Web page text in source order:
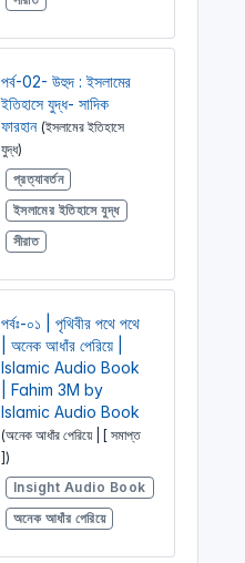
পর্ব-02- উহুদ : ইসলামের
ইতিহাসে যুদ্ধ- সাদিক
ফারহান (ইসলামের ইতিহাসে
যুদ্ধ)
প্রত্যাবর্তন
ইসলামের ইতিহাসে যুদ্ধ
সীরাত
পর্বঃ-০১ | পৃথিবীর পথে পথে
| অনেক আধাঁর পেরিয়ে |
Islamic Audio Book
| Fahim 3M by
Islamic Audio Book
(অনেক আধাঁর পেরিয়ে | [ সমাপ্ত
])
Insight Audio Book
অনেক আধাঁর পেরিয়ে